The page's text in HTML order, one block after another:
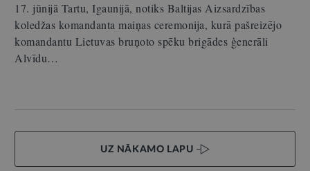
17. jūnijā Tartu, Igaunijā, notiks Baltijas Aizsardzības
koledžas komandanta maiņas ceremonija, kurā pašreizējo
komandantu Lietuvas bruņoto spēku brigādes ģenerāli
Alvīdu…
UZ NĀKAMO LAPU